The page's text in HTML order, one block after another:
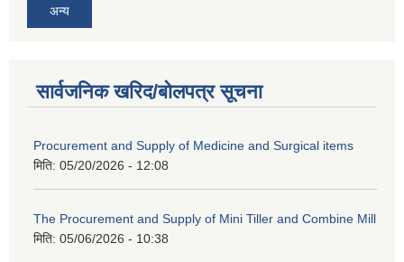
अन्य
सार्वजनिक खरिद/बोलपत्र सूचना
Procurement and Supply of Medicine and Surgical items
मिति: 05/20/2026 - 12:08
The Procurement and Supply of Mini Tiller and Combine Mill
मिति: 05/06/2026 - 10:38